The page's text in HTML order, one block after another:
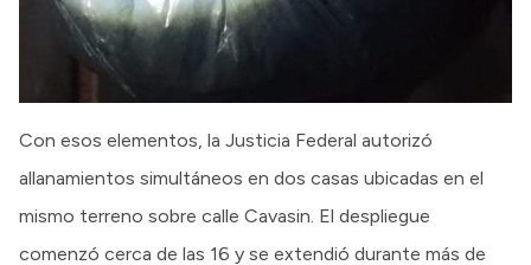
Con esos elementos, la Justicia Federal autorizó
allanamientos simultáneos en dos casas ubicadas en el
mismo terreno sobre calle Cavasin. El despliegue
comenzó cerca de las 16 y se extendió durante más de